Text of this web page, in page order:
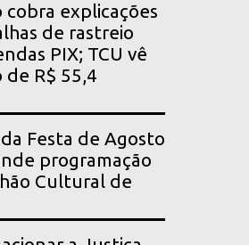
cobra explicações
de rastreio
PIX; TCU vê
de R$ 55,4
Festa de Agosto
programação
Cultural de